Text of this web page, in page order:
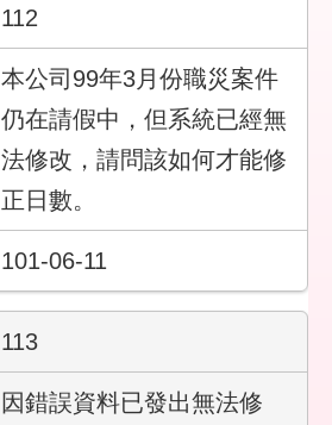
112
本公司99年3月份職災案件
仍在請假中，但系統已經無
法修改，請問該如何才能修
正日數。
101-06-11
113
因錯誤資料已發出無法修